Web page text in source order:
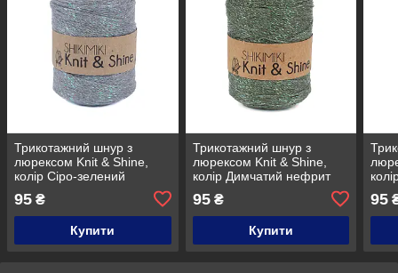
Трикотажний шнур з
люрексом Knit & Shine,
колір Сіро-зелений
95 ₴
Купити
Трикотажний шнур з
люрексом Knit & Shine,
колір Димчатий нефрит
95₴
Купити
95